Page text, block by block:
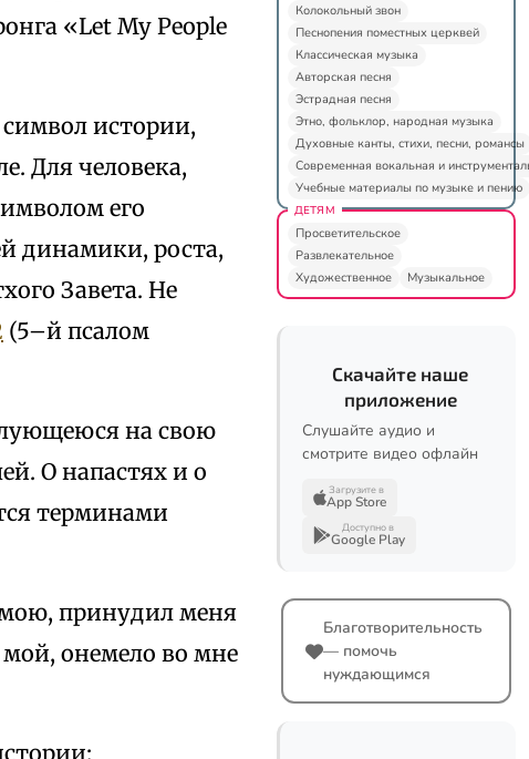
«Let Му People
истории,
Для человека,
его
динамики, роста,
Завета. Не
(5–й псалом
на свою
О напастях и о
терминами
принудил меня
онемело во мне
Колокольный звон
Песнопения поместных церквей
Классическая музыка
Авторская песня
Эстрадная песня
Этно, фольклор, народная музыка
Духовные канты, стихи, песни, романсы
Современная вокальная и
Учебные материалы по музыке и пению
ДЕТЯМ
Просветительское
Развлекательное
Художественное
Музыкальное
Скачайте наше
приложение
Слушайте аудио и
смотрите видео офлайн
Загрузите в
App Store
Доступно в
Google Play
Благотворительность
— помочь
нуждающимся